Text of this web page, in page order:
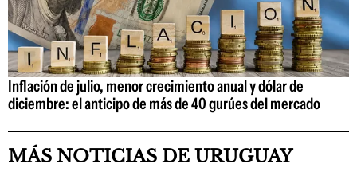
Inflación de julio, menor crecimiento anual y dólar de
diciembre: el anticipo de más de 40 gurúes del mercado
MÁS NOTICIAS DE URUGUAY